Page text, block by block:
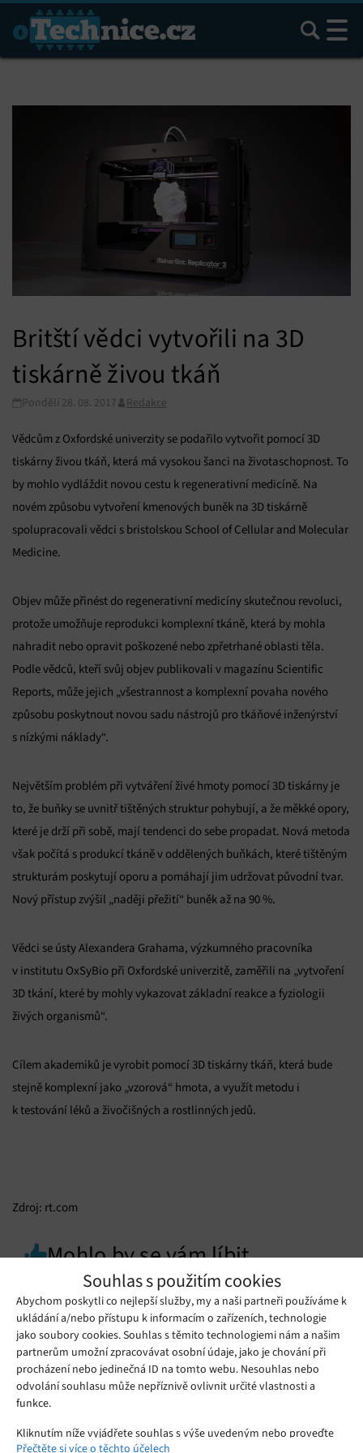
Souhlas s použitím cookies
Abychom poskytli co nejlepší služby, my a naši partneři používáme k
ukládání a/nebo přístupu k informacím o zařízeních, technologie
jako soubory cookies. Souhlas s těmito technologiemi nám a našim
partnerům umožní zpracovávat osobní údaje, jako je chování při
procházení nebo jedinečná ID na tomto webu. Nesouhlas nebo
odvolání souhlasu může nepříznivě ovlivnit určité vlastnosti a
funkce.
Kliknutím níže vyjádřete souhlas s výše uvedeným nebo proveďte
podrobnější rozhodnutí. Vaše volby budou použity pouze na tomto
Přečtěte si více o těchto účelech
Hledat
Britští vědci vytvořili na 3D
tiskárně živou tkáň
Pondělí 28. 08. 2017 Redakce
Vědcům z Oxfordské univerzity se podařilo vytvořit pomocí 3D
tiskárny živou tkáň, která má vysokou šanci na životaschopnost. To
by mohlo vydláždit novou cestu k regenerativní medicíně. Na
novém způsobu vytvoření kmenových buněk na 3D tiskárně
spolupracovali vědci s bristolskou School of Cellular and Molecular
Medicine.
Objev může přinést do regenerativní medicíny skutečnou revoluci,
protože umožňuje reprodukci komplexní tkáně, která by mohla
nahradit nebo opravit poškozené nebo zpřetrhané oblasti těla.
Podle vědců, kteří svůj objev publikovali v magazínu Scientific
Reports, může jejich „všestrannost a komplexní povaha nového
způsobu poskytnout novou sadu nástrojů pro tkáňové inženýrství
s nízkými náklady“.
Největším problém při vytváření živé hmoty pomocí 3D tiskárny je
to, že buňky se uvnitř tištěných struktur pohybují, a že měkké opory,
které je drží při sobě, mají tendenci do sebe propadat. Nová metoda
však počítá s produkcí tkáně v oddělených buňkách, které tištěným
strukturám poskytují oporu a pomáhají jim udržovat původní tvar.
Nový přístup zvýšil „naději přežití“ buněk až na 90 %.
Vědci se ústy Alexandera Grahama, výzkumného pracovníka
v institutu OxSyBio při Oxfordské univerzitě, zaměřili na „vytvoření
3D tkání, které by mohly vykazovat základní reakce a fyziologii
živých organismů“.
Cílem akademiků je vyrobit pomocí 3D tiskárny tkáň, která bude
stejně komplexní jako „vzorová“ hmota, a využít metodu i
k testování léků a živočišných a rostlinných jedů.
Zdroj: rt.com
Mohlo by se vám líbit